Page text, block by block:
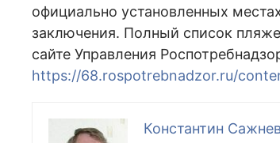
официально установленных
заключения. Полный список
сайте Управления
https://68.rospotrebnadzor.ru/
Константин